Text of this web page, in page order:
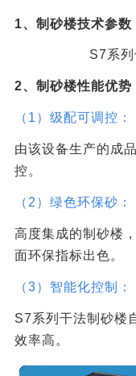
1、制砂楼技术参数
S7系
2、制砂楼性能优势
（1）级配可调控：
由该设备生产的成
控。
（2）绿色环保砂：
高度集成的制砂楼
面环保指标出色。
（3）智能化控制：
S7系列干法制砂楼
效率高。